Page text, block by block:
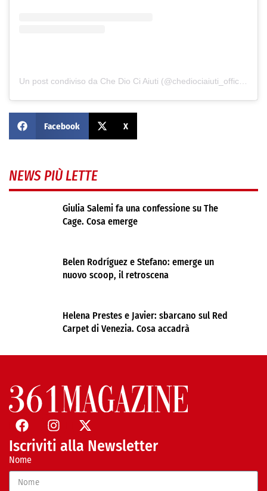
Un post condiviso da Che Dio Ci Aiuti (@chediociaiuti_official)
Facebook X
NEWS PIÙ LETTE
Giulia Salemi fa una confessione su The
Cage. Cosa emerge
Belen Rodríguez e Stefano: emerge un
nuovo scoop, il retroscena
Helena Prestes e Javier: sbarcano sul Red
Carpet di Venezia. Cosa accadrà
Iscriviti alla Newsletter
Nome